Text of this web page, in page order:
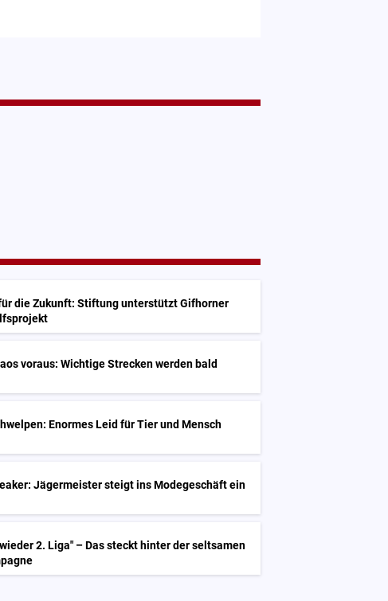
die Zukunft: Stiftung unterstützt Gifhorner
voraus: Wichtige Strecken werden bald
Enormes Leid für Tier und Mensch
Jägermeister steigt ins Modegeschäft ein
2. Liga" – Das steckt hinter der seltsamen